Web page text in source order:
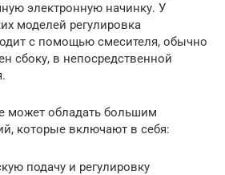
электронную начинку. У
моделей регулировка
с помощью смесителя, обычно
сбоку, в непосредственной
может обладать большим
которые включают в себя:
подачу и регулировку